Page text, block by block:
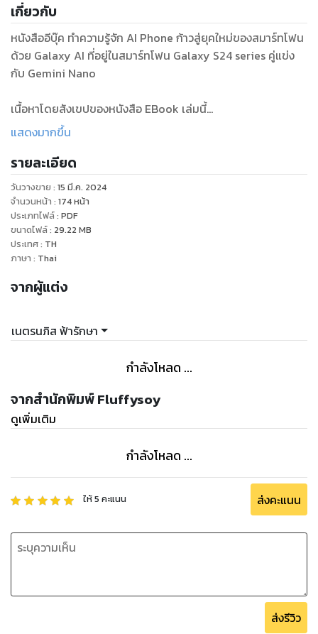
เกี่ยวกับ
หนังสืออีบุ๊ค ทำความรู้จัก AI Phone ก้าวสู่ยุคใหม่ของสมาร์ทโฟน
ด้วย Galaxy AI ที่อยู่ในสมาร์ทโฟน Galaxy S24 series คู่แข่ง
กับ Gemini Nano
เนื้อหาโดยสังเขปของหนังสือ EBook เล่มนี้
- ทำความรู้จัก AI คืออะไร
- ประวัติความเป็นมาของ AI
- ประเภทของเทคโนโลยี AI
- ตัวอย่างการใช้งาน AI ในปัจจุบัน
- ประโยชน์และความเสี่ยงของ AI
- AI เข้ามาเปลี่ยนแปลงการทำงานอย่างไร?
- การประยุกต์ใช้ AI ในปัจจุบัน
- AI Phone คืออะไร
- ความแตกต่างระหว่าง AI Phone กับสมาร์ทโฟนทั่วไป
- ตัวอย่างฟีเจอร์ AI Phone:
- Smartphone ที่เป็น AI Phone ในปัจจุบัน มีอะไรบ้าง
- อนาคตของ AI Phone
บทที่ 3: ทำความรู้จัก Galaxy AI ที่อยู่ใน Samsung Galaxy S24
series
- Galaxy AI คืออะไร
- Galaxy AI ทำงานอย่างไร
- จุดเด่นของ Galaxy AI
แสดงมากขึ้น
รายละเอียด
วันวางขาย : 15 มี.ค. 2024
จำนวนหน้า : 174หน้า
ประเภทไฟล์: PDF
ขนาดไฟล์: 29.22 MB
ประเทศ: TH
ภาษา : Thai
จากผู้แต่ง
เนตรนภิส ฟ้ารักษา
กำลังโหลด ...
จากสำนักพิมพ์ Fluffysoy
ดูเพิ่มเติม
กำลังโหลด ...
ให้5 คะแนน ส่งคะแนน
ส่งรีวิว